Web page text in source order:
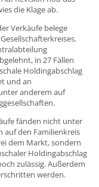
die Klage ab.
Verkäufe belege
in 27 Fällen
Holdingabschlag
und an
anderem auf
fänden nicht unter
den Familienkreis
dem Markt, sondern
Holdingabschlag
zulässig. Außerdem
werden.